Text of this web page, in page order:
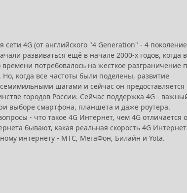
4G (от английского "4 Generation" - 4
развиваться ещё в начале 2000-х годов, когда в
потребовалось на жёсткое разграничение
когда все частоты были поделены, развитие
шагами и сейчас он предоставляется
городов России. Сейчас поддержка 4G -
выборе смартфона, планшета и даже роутера.
- что такое 4G Интернет, чем 4G отличается
бывают, какая реальная скорость 4G
интернету - МТС, МегаФон, Билайн и Yota.